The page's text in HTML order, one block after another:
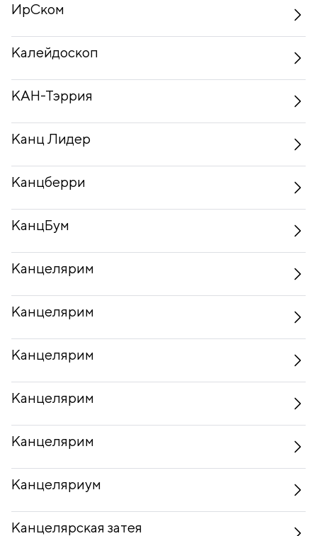
ИрСком
Калейдоскоп
КАН-Тэррия
Канц Лидер
Канцберри
КанцБум
Канцелярим
Канцелярим
Канцелярим
Канцелярим
Канцелярим
Канцеляриум
Канцелярская затея